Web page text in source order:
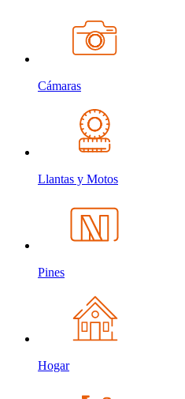
Cámaras
Llantas y Motos
Pines
Hogar